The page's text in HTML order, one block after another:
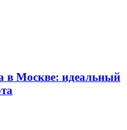
в Москве: идеальный